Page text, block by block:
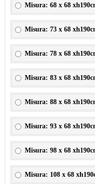
Misura: 68 x 68
Misura: 73 x 68
Misura: 78 x 68
Misura: 83 x 68
Misura: 88 x 68
Misura: 93 x 68
Misura: 98 x 68
Misura: 108 x 68